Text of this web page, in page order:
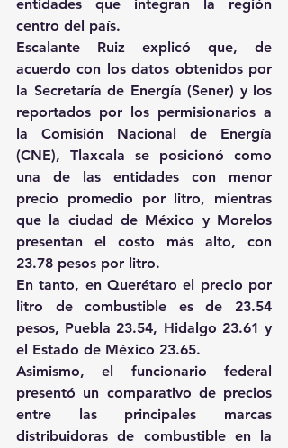
entidades que integran la región
centro del país.
Escalante Ruiz explicó que, de
acuerdo con los datos obtenidos por
la Secretaría de Energía (Sener) y los
reportados por los permisionarios a
la Comisión Nacional de Energía
(CNE), Tlaxcala se posicionó como
una de las entidades con menor
precio promedio por litro, mientras
que la ciudad de México y Morelos
presentan el costo más alto, con
23.78 pesos por litro.
En tanto, en Querétaro el precio por
litro de combustible es de 23.54
pesos, Puebla 23.54, Hidalgo 23.61 y
el Estado de México 23.65.
Asimismo, el funcionario federal
presentó un comparativo de precios
entre las principales marcas
distribuidoras de combustible en la